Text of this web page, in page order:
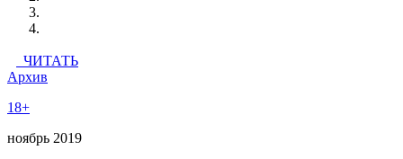
ЧИТАТЬ
Архив
18+
ноябрь 2019